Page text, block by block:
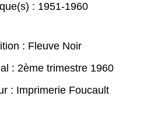
: 1951-1960
: Fleuve Noir
: 2ème trimestre 1960
: Imprimerie Foucault